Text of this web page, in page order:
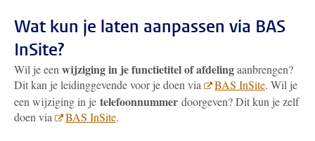
Wat kun je laten aanpassen via BAS
InSite?
Wil je een wijziging in je functietitel of afdelingaanbrengen?
Dit kan je leidinggevende voor je doen via
BAS InSite. Wil je
een wijziging in je telefoonnummer doorgeven? Dit kun je zelf
doen via
BAS InSite.